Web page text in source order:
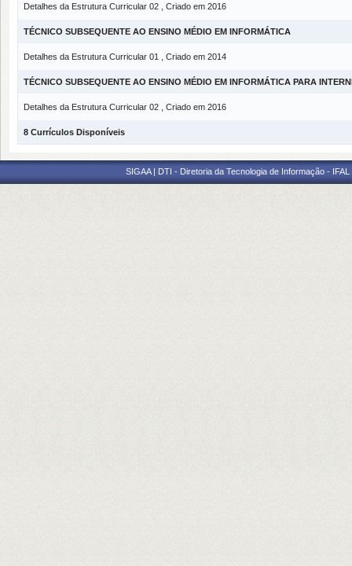
Detalhes da Estrutura Curricular 02 , Criado em 2016
TÉCNICO SUBSEQUENTE AO ENSINO MÉDIO EM INFORMÁTICA
Detalhes da Estrutura Curricular 01 , Criado em 2014
TÉCNICO SUBSEQUENTE AO ENSINO MÉDIO EM INFORMÁTICA PARA
Detalhes da Estrutura Curricular 02 , Criado em 2016
8 Currículos Disponíveis
SIGAA | DTI - Diretoria da Tecnologia de Informação -